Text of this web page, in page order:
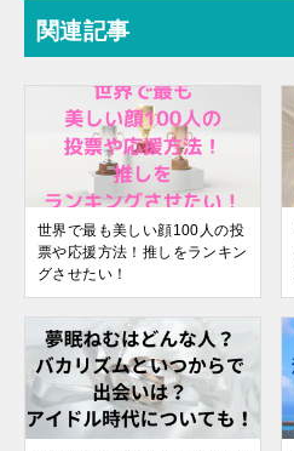
関連記事
世界で最も美しい顔100人の投
票や応援方法！推しをランキン
グさせたい！